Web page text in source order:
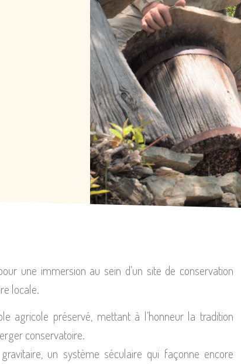
une immersion au sein d’un site de conservation
locale.
agricole préservé, mettant à l’honneur la tradition
conservatoire.
un système séculaire qui façonne encore